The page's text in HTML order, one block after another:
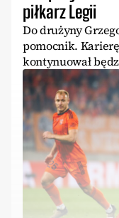
piłkarz Legii
Do drużyny
pomocnik.
kontynuował